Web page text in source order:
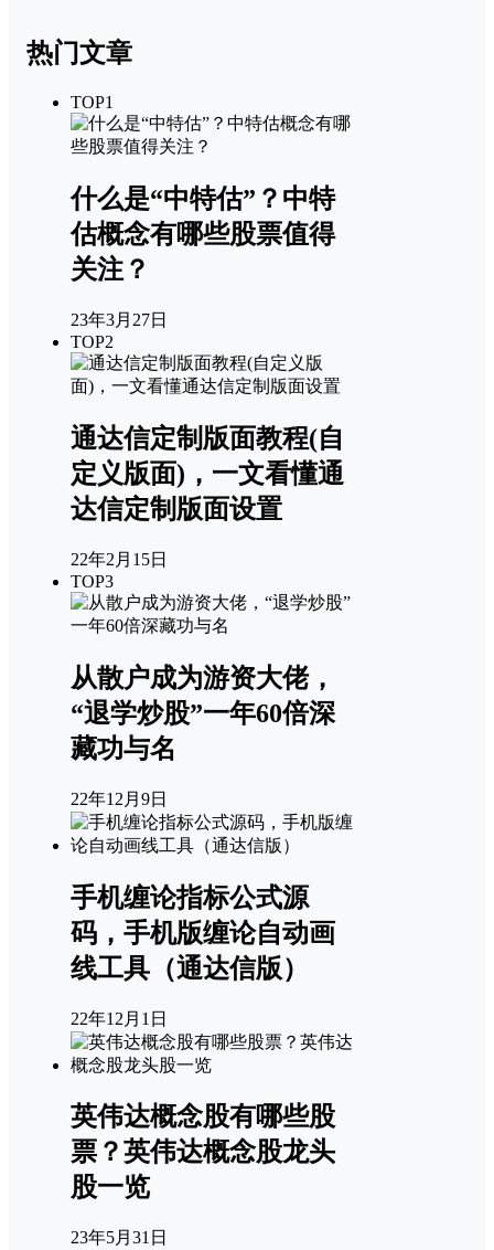
热门文章
TOP1
什么是“中特估”？中特
估概念有哪些股票值得
关注？
23年3月27日
TOP2
通达信定制版面教程(自
定义版面)，一文看懂通
达信定制版面设置
22年2月15日
TOP3
从散户成为游资大佬，
“退学炒股”一年60倍深
藏功与名
22年12月9日
手机缠论指标公式源
码，手机版缠论自动画
线工具（通达信版）
22年12月1日
英伟达概念股有哪些股
票？英伟达概念股龙头
股一览
23年5月31日